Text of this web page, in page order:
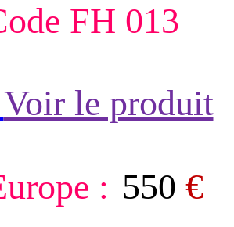
FH 013
Voir le produit
: 550 €